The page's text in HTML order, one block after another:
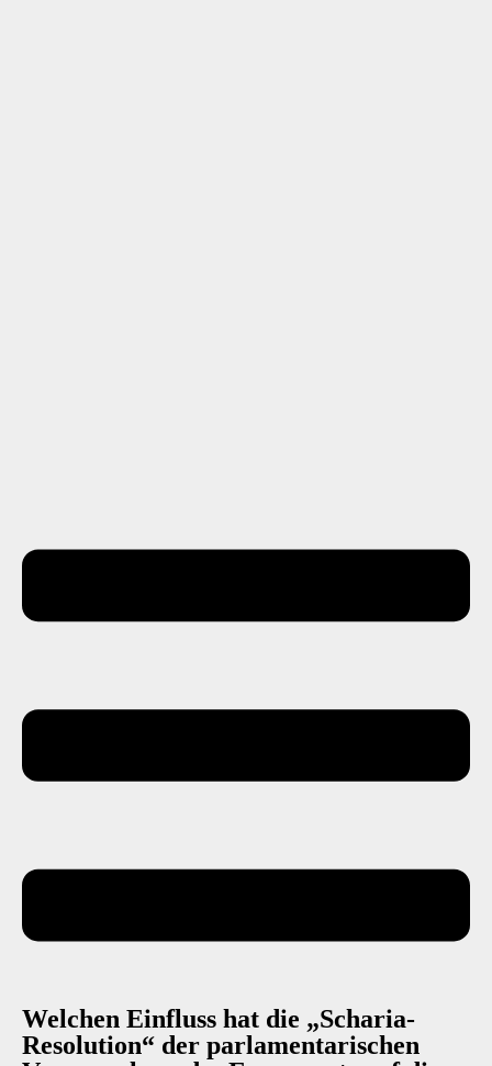
Welchen Einfluss hat die „Scharia-
Resolution“ der parlamentarischen